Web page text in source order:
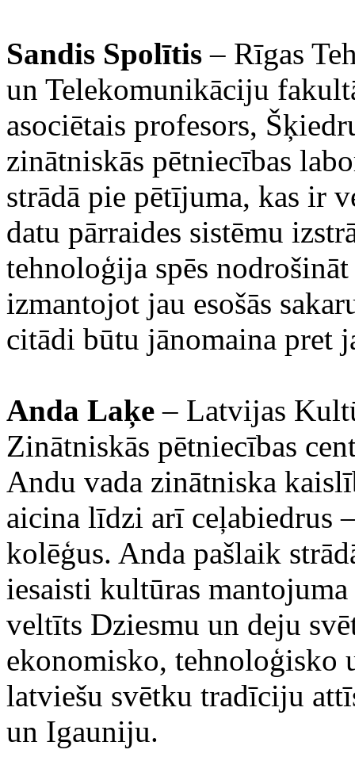
Sandis Spolītis – Rīgas
un Telekomunikāciju
asociētais profesors,
zinātniskās pētniecības
strādā pie pētījuma, kas ir
datu pārraides sistēmu
tehnoloģija spēs
izmantojot jau esošās
citādi būtu jānomaina pret
Anda Laķe – Latvijas
Zinātniskās pētniecības
Andu vada zinātniska
aicina līdzi arī ceļabiedrus
kolēģus. Anda pašlaik
iesaisti kultūras mantojuma
veltīts Dziesmu un deju
ekonomisko, tehnoloģisko
latviešu svētku tradīciju
un Igauniju.